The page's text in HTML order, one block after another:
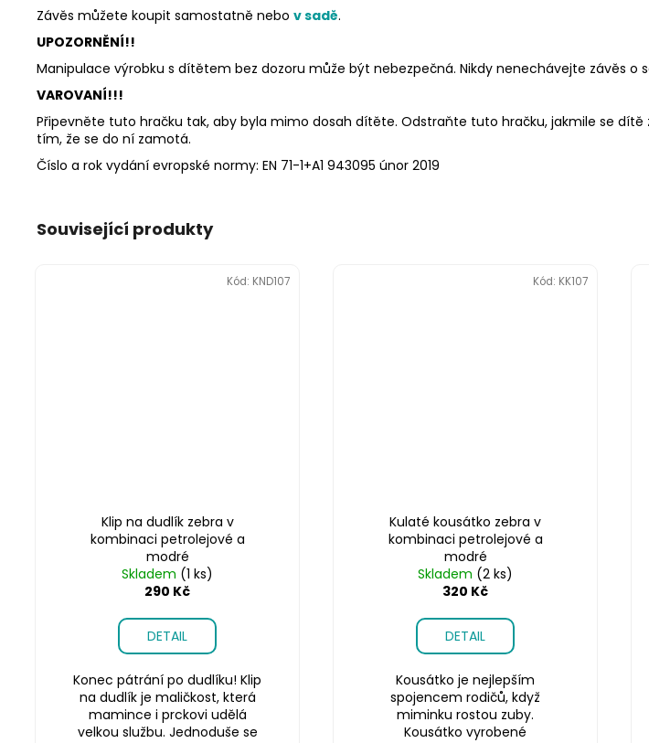
Závěs můžete koupit samostatně nebo v sadě.
UPOZORNĚNÍ!!
Manipulace výrobku s dítětem bez dozoru může být nebezpečná. Nikdy nenechávejte závěs o
VAROVANÍ!!!
Připevněte tuto hračku tak, aby byla mimo dosah dítěte. Odstraňte tuto hračku, jakmile se
tím, že se do ní zamotá.
Číslo a rok vydání evropské normy: EN 71-1+A1 943095 únor 2019
Související produkty
Klip na dudlík zebra v
kombinaci petrolejové a
modré
Skladem (1 ks)
290 Kč
DETAIL
Konec pátrání po dudlíku! Klip
na dudlík je maličkost, která
mamince i prckovi udělá
velkou službu. Jednoduše se
Kód: KND107
Kulaté kousátko zebra v
kombinaci petrolejové a
modré
Skladem (2 ks)
320 Kč
DETAIL
Kousátko je nejlepším
spojencem rodičů, když
miminku rostou zuby.
Kousátko vyrobené
Kód: KK107